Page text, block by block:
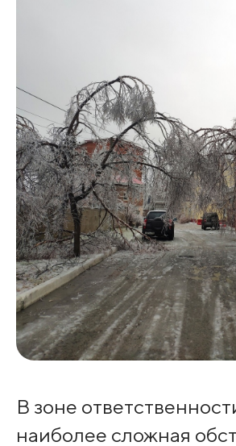
В зоне
наиболее сложная